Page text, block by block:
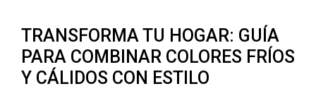
TRANSFORMA TU HOGAR: GUÍA
PARA COMBINAR COLORES FRÍOS
Y CÁLIDOS CON ESTILO